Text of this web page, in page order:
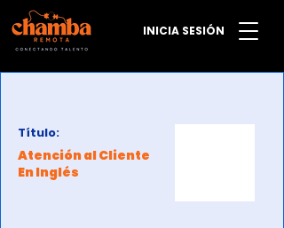
INICIA SESIÓN
Título:
Atención al Cliente
En Inglés